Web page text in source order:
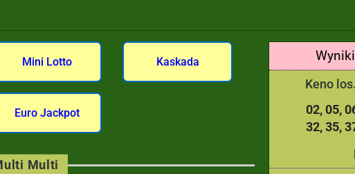
Keno
02 05
32 35
Mini Lotto Kaskada
Euro Jackpot
Multi